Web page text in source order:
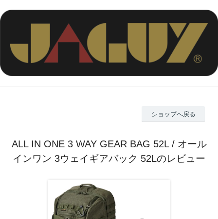
ショップへ戻る
ALL IN ONE 3 WAY GEAR BAG 52L / オール
インワン 3ウェイギアバック 52Lのレビュー